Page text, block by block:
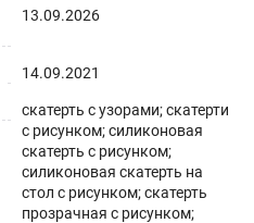
13.09.2026
14.09.2021
скатерть с узорами; скатерти
с рисунком; силиконовая
скатерть с рисунком;
силиконовая скатерть на
стол с рисунком; скатерть
прозрачная с рисунком;